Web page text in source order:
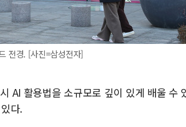
전경. [사진=삼성전자]
AI 활용법을 소규모로 깊이 있게 배울 수
다.